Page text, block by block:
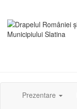
Prezentare